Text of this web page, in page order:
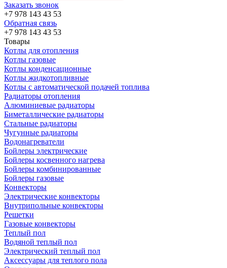
Заказать звонок
+7 978 143 43 53
Обратная связь
+7 978 143 43 53
Товары
Котлы для отопления
Котлы газовые
Котлы конденсационные
Котлы жидкотопливные
Котлы с автоматической подачей топлива
Радиаторы отопления
Алюминиевые радиаторы
Биметаллические радиаторы
Стальные радиаторы
Чугунные радиаторы
Водонагреватели
Бойлеры электрические
Бойлеры косвенного нагрева
Бойлеры комбинированные
Бойлеры газовые
Конвекторы
Электрические конвекторы
Внутрипольные конвекторы
Решетки
Газовые конвекторы
Теплый пол
Водяной теплый пол
Электрический теплый пол
Аксессуары для теплого пола